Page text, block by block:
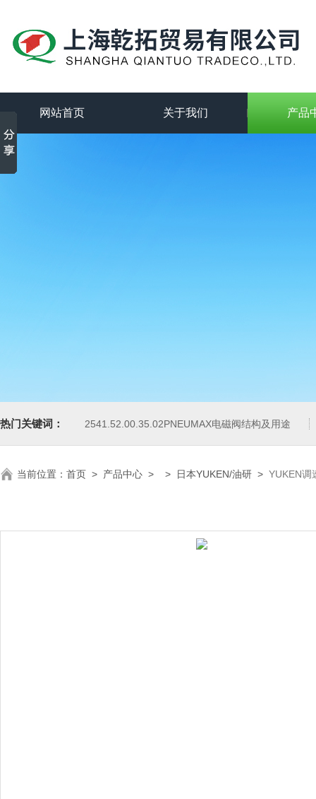
网站首页 关于我们 产品
热门关键词： 2541.52.00.35.02PNEUMAX电磁阀结构及用途
当前位置： 首页 > 产品中心 > > 日本YUKEN/油研 > YUKEN调